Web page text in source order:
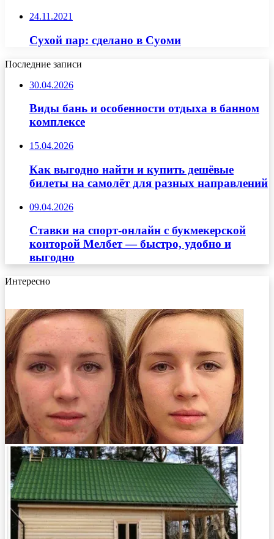
24.11.2021
Сухой пар: сделано в Суоми
Последние записи
30.04.2026
Виды бань и особенности отдыха в банном
комплексе
15.04.2026
Как выгодно найти и купить дешёвые
билеты на самолёт для разных направлений
09.04.2026
Ставки на спорт-онлайн с букмекерской
конторой Мелбет — быстро, удобно и
выгодно
Интересно